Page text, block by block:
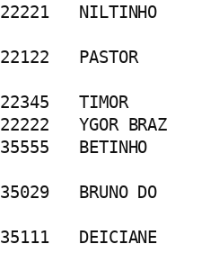
PL		22345	TIMOR
PL		22222	YGOR BRAZ